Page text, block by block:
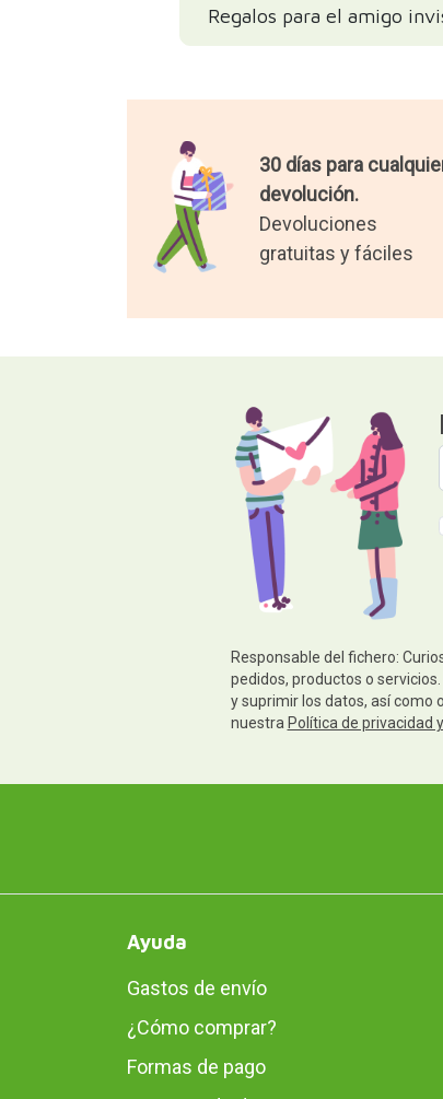
Regalos para el amigo
30 días para
devolución.
Devoluciones
gratuitas y fáciles
Responsable del fichero:
pedidos, productos o
y suprimir los datos, así como
nuestra Política de privacidad
Ayuda
Gastos de envío
¿Cómo comprar?
Formas de pago